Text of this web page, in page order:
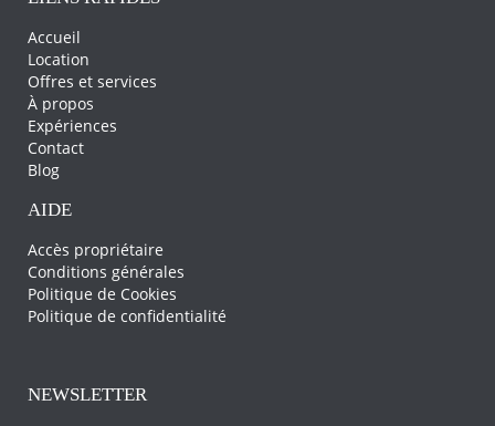
Accueil
Location
Offres et services
À propos
Expériences
Contact
Blog
AIDE
Accès propriétaire
Conditions générales
Politique de Cookies
Politique de confidentialité
NEWSLETTER